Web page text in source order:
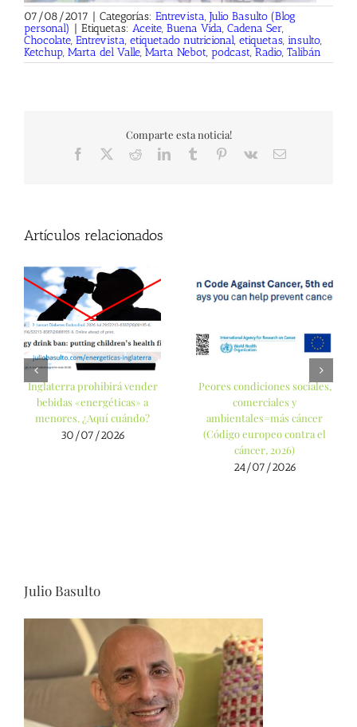
07/08/2017 | Categorías: Entrevista, Julio Basulto (Blog
personal) | Etiquetas: Aceite, Buena Vida, Cadena Ser,
Chocolate, Entrevista, etiquetado nutricional, etiquetas, insulto,
Ketchup, Marta del Valle, Marta Nebot, podcast, Radio, Talibán
Comparte esta noticia!
Facebook RedditLinkedInTumblr Pinterest
Vk
Correo
Artículos relacionados
Inglaterra prohibirá vender
bebidas «energéticas» a
menores. ¿Aquí cuándo?
30/07/2026
Peores condiciones sociales,
comerciales y
ambientales=más cáncer
(Código europeo contra el
cáncer, 2026)
24/07/2026
Julio Basulto